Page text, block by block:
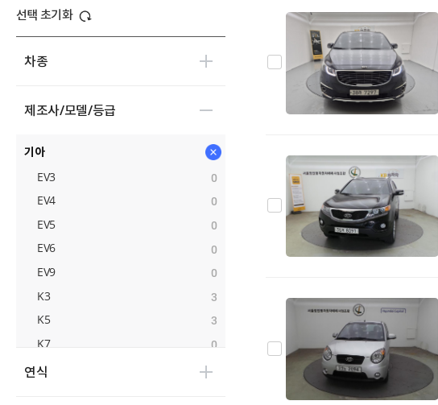
선택 초기화
차종
제조사/모델/등급
기아
EV3
0
EV4 0
EV5 0
EV6 0
EV9 0
K3 3
K5 3
K7 0
K8 0
연식